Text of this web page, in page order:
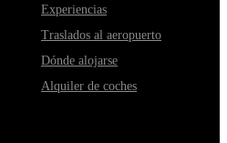
Experiencias
Traslados al aeropuerto
Dónde alojarse
Alquiler de coches